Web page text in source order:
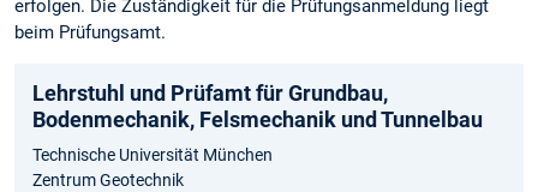
erfolgen. Die Zuständigkeit für die Prüfungsanmeldung liegt
beim Prüfungsamt.
Lehrstuhl und Prüfamt für Grundbau,
Bodenmechanik, Felsmechanik und Tunnelbau
Technische Universität München
Zentrum Geotechnik